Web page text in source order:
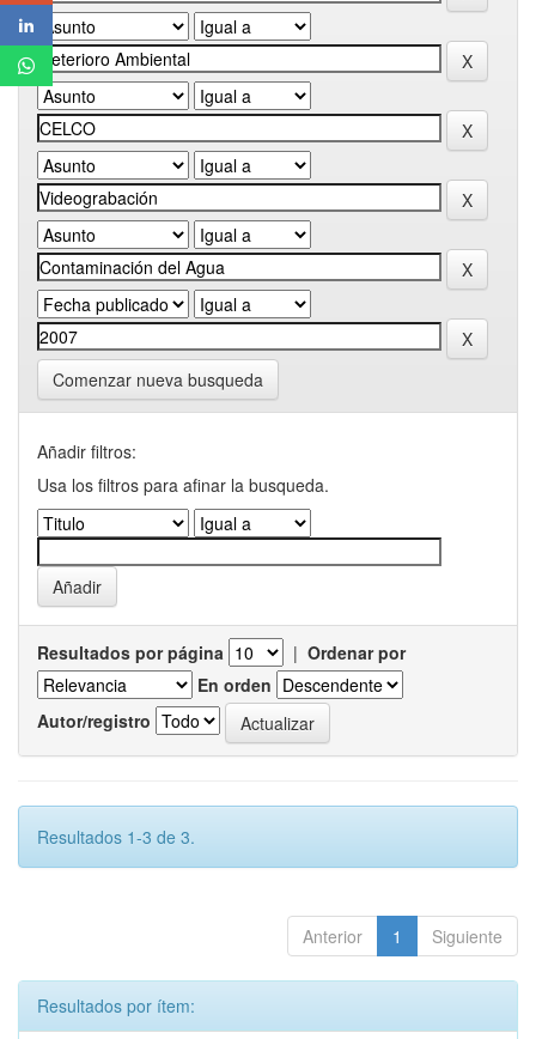
Comenzar nueva busqueda
Añadir filtros:
Usa los filtros para afinar la busqueda.
Resultados por página | Ordenar por
En orden
Autor/registro
Resultados 1-3 de 3.
Anterior 1 Siguiente
Resultados por ítem: